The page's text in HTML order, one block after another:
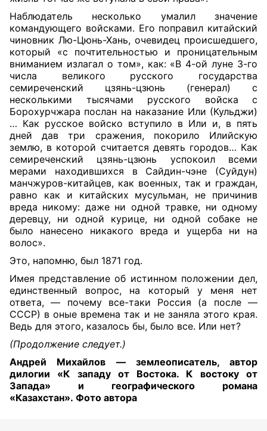
Наблюдатель несколько умалил значение
командующего войсками. Его поправил китайский
чиновник Лю-Цюнь-Хань, очевидец происшедшего,
который «с почтительностью и проницательным
вниманием излагал о том», как: «В 4-ой луне 3-го
числа великого русского государства
семиреченский цзянь-цзюнь (генерал) с
несколькими тысячами русского войска с
Борохурчжара послан на наказание Или (Кульджи)
… Как русское войско вступило в Или и, в пять
дней дав три сражения, покорило Илийскую
землю, в которой считается девять городов… Как
семиреченский цзянь-цзюнь успокоил всеми
мерами находившихся в Сайдин-чэне (Суйдун)
манчжуров-китайцев, как военных, так и граждан,
равно как и китайских мусульман, не причинив
вреда никому: даже ни одной травке, ни одному
деревцу, ни одной курице, ни одной собаке не
было нанесено никакого вреда и ущерба ни на
волос».
Это, напомню, был 1871 год.
Имея представление об истинном положении дел,
единственный вопрос, на который у меня нет
ответа, — почему все-таки Россия (а после —
СССР) в оные времена так и не заняла этого края.
Ведь для этого, казалось бы, было все. Или нет?
(Продолжение следует.)
Андрей Михайлов — землеописатель, автор
дилогии «К западу от Востока. К востоку от
Запада» и географического романа
«Казахстан». Фото автора